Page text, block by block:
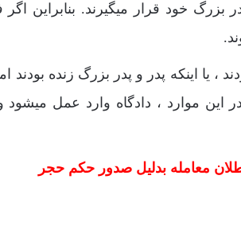
خود قرار میگیرند. بنابراین اگر
، یا اینکه پدر و پدر بزرگ زنده بودند
این موارد ، دادگاه وارد عمل
معامله بدلیل صدور حکم حجر